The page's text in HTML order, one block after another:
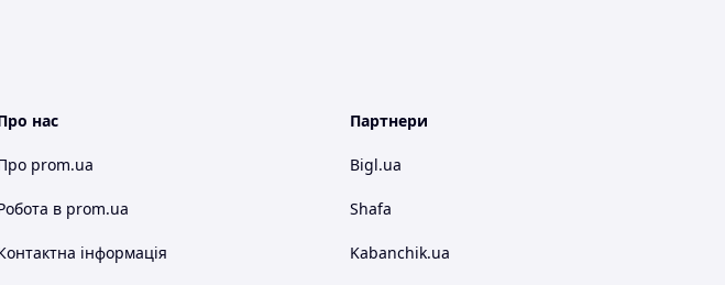
момент до 40
нас
prom.ua
в prom.ua
інформація
Партнери
Bigl.ua
Shafa
Kabanchik.ua